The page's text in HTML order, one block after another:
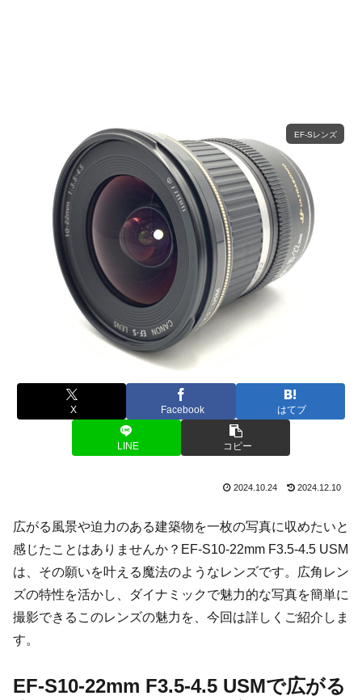
EF-Sレンズ
X Facebook はてブ
LINE コピー
2024.10.24 2024.12.10
広がる風景や迫力のある建築物を一枚の写真に収めたいと
感じたことはありませんか？EF-S10-22mm F3.5-4.5 USM
は、その願いを叶える魔法のようなレンズです。広角レン
ズの特性を活かし、ダイナミックで魅力的な写真を簡単に
撮影できるこのレンズの魅力を、今回は詳しくご紹介しま
す。
EF-S10-22mm F3.5-4.5 USMで広がる